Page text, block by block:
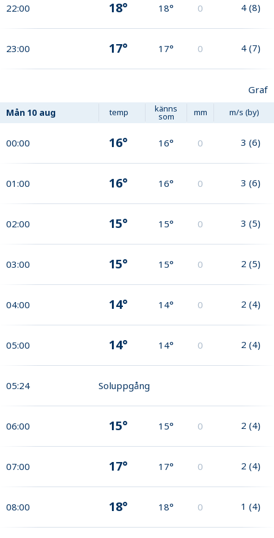
22:00 18° 18° 0 4 (8)
23:00 17° 17° 0 4 (7)
Graf
Mån 10 aug temp känns
som mm m/s (by)
00:00 16° 16° 0 3 (6)
01:00 16° 16° 0 3 (6)
02:00 15° 15° 0 3 (5)
03:00 15° 15° 0 2 (5)
04:00 14° 14° 0 2 (4)
05:00 14° 14° 0 2 (4)
05:24 Soluppgång
06:00 15° 15° 0 2 (4)
07:00 17° 17° 0 2 (4)
08:00 18° 18° 0 1 (4)